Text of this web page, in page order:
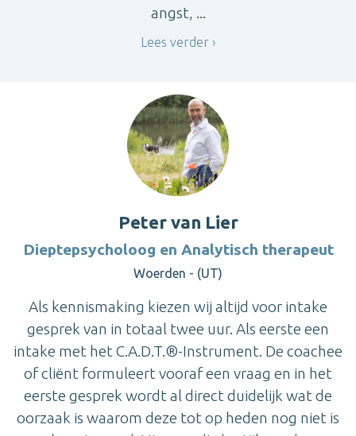
angst, ...
Lees verder
Peter van Lier
Dieptepsycholoog en Analytisch therapeut
Woerden - (UT)
Als kennismaking kiezen wij altijd voor intake
gesprek van in totaal twee uur. Als eerste een
intake met het C.A.D.T.®-Instrument. De coachee
of cliënt formuleert vooraf een vraag en in het
eerste gesprek wordt al direct duidelijk wat de
oorzaak is waarom deze tot op heden nog niet is